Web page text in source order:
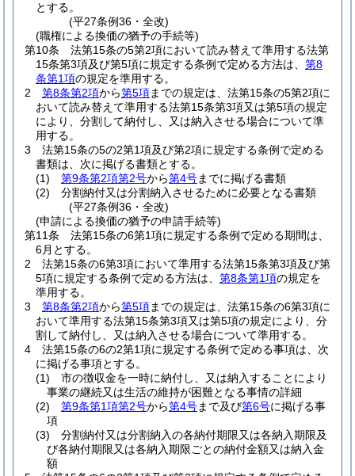
とする。
(平27条例36・全改)
(職権による換価の猶予の手続等)
第10条
法第15条の5第2項において読み替えて準用する法第
15条第3項及び第5項に規定する条例で定める方法は、 第8
条第1項の規定を準用する。
2
第8条第2項から第5項までの規定は、法第15条の5第2項に
おいて読み替えて準用する法第15条第3項又は第5項の規定
により、分割して納付し、又は納入させる場合について準
用する。
3
法第15条の5の2第1項及び第2項に規定する条例で定める
書類は、次に掲げる書類とする。
(1)
第9条第2項第2号から第4号までに掲げる書類
(2)
分割納付又は分割納入させるために必要となる書類
(平27条例36・全改)
(申請による換価の猶予の申請手続等)
第11条
法第15条の6第1項に規定する条例で定める期間は、
6月とする。
2
法第15条の6第3項において準用する法第15条第3項及び第
5項に規定する条例で定める方法は、 第8条第1項の規定を
準用する。
3
第8条第2項から第5項までの規定は、法第15条の6第3項に
おいて準用する法第15条第3項又は第5項の規定により、分
割して納付し、又は納入させる場合について準用する。
4
法第15条の6の2第1項に規定する条例で定める事項は、次
に掲げる事項とする。
(1)
市の徴収金を一時に納付し、又は納入することにより
事業の継続又は生活の維持が困難となる事情の詳細
(2)
第9条第1項第2号から第4号まで及び第6号に掲げる事
項
(3)
分割納付又は分割納入の各納付期限又は各納入期限及
び各納付期限又は各納入期限ごとの納付金額又は納入金
額